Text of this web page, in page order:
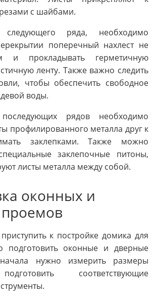
с шайбами.
ряда, необходимо
поперечный нахлест не
прокладывать герметичную
ленту. Также важно следить
чтобы обеспечить свободное
воды.
рядов необходимо
профилированного металла друг к
заклепками. Также можно
заклепочные питоны,
листы металла между собой.
оконных и
к постройке домика для
подготовить оконные и дверные
нужно измерить размеры
соответствующие